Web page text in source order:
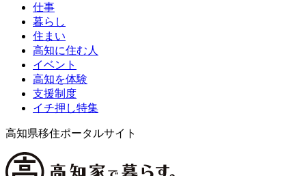
仕事
暮らし
住まい
高知に住む人
イベント
高知を体験
支援制度
イチ押し特集
高知県移住ポータルサイト